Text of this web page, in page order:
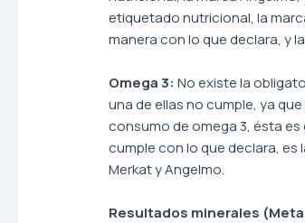
etiquetado nutricional, la
manera con lo que declara, y
Omega 3:No existe la
una de ellas no cumple, ya
consumo de omega 3, ésta es
cumple con lo que declara, es
Merkat y Angelmo.
Resultados minerales